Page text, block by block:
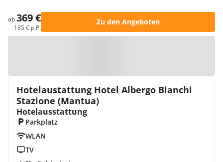
ab369 €
185 € p.P.
Zu den Angeboten
Hotelaustattung Hotel Albergo Bianchi
Stazione (Mantua)
Hotelausstattung
Parkplatz
WLAN
TV